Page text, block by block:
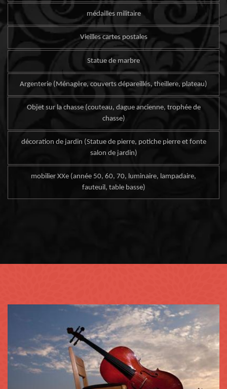
médailles militaire
Vieilles cartes postales
Statue de marbre
Argenterie (Ménagère, couverts dépareillés, theillere, plateau)
Objet sur la chasse (couteau, dague ancienne, trophée de
chasse)
décoration de jardin (Statue de pierre, potiche pierre et fonte
salon de jardin)
mobilier XXe (année 50, 60, 70, luminaire, lampadaire,
fauteuil, table basse)